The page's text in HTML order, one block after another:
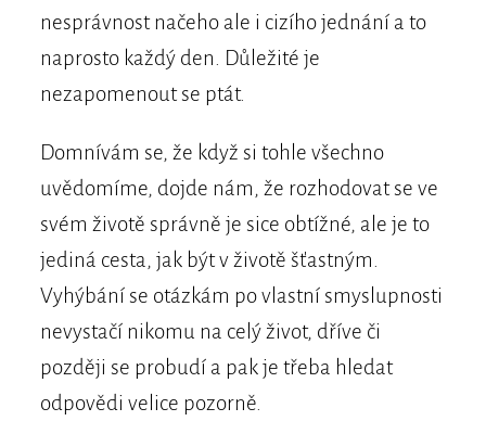
nesprávnost načeho ale i cizího jednání a to
naprosto každý den. Důležité je
nezapomenout se ptát.
Domnívám se, že když si tohle všechno
uvědomíme, dojde nám, že rozhodovat se ve
svém životě správně je sice obtížné, ale je to
jediná cesta, jak být v životě šťastným.
Vyhýbání se otázkám po vlastní smyslupnosti
nevystačí nikomu na celý život, dříve či
později se probudí a pak je třeba hledat
odpovědi velice pozorně.